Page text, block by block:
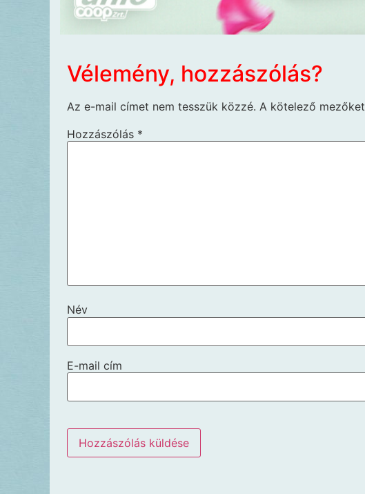
Vélemény, hozzászólás?
Az e-mail címet nem tesszük közzé. A kötelező mezőket
Hozzászólás *
Név
E-mail cím